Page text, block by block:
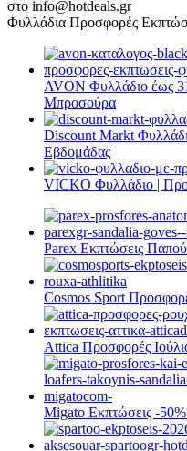
στο info@hotdeals.gr
Φυλλάδια Προσφορές
AVON Φυλλάδιο έως
Μπροσούρα
Discount Markt
Εβδομάδας
VICKO Φυλλάδιο |
Parex Εκπτώσεις
Cosmos Sport
Attica Προσφορές
Migato Εκπτώσεις -